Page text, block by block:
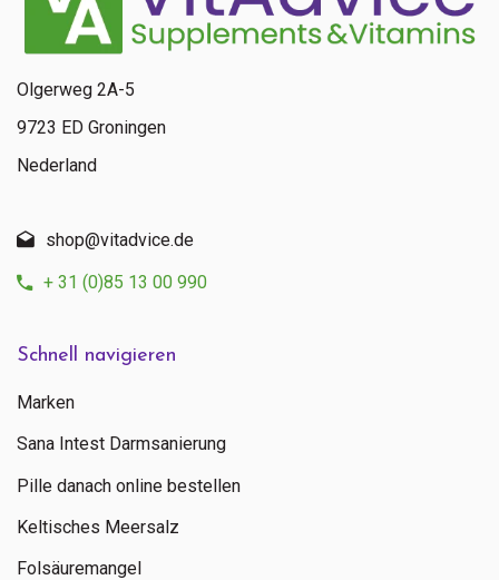
Schnell navigieren
Marken
Sana Intest Darmsanierung
Pille danach online bestellen
Keltisches Meersalz
Folsäuremangel
Olgerweg 2A-5
9723 ED Groningen
Nederland
shop@vitadvice.de
+ 31 (0)85 13 00 990